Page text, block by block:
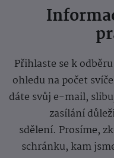
Přihlaste se k
ohledu na počet
dáte svůj e-mail,
zasílání
sdělení. Prosíme,
schránku, kam